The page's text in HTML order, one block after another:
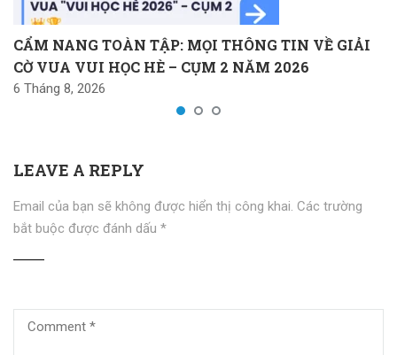
CẨM NANG TOÀN TẬP: MỌI THÔNG TIN VỀ GIẢI
CỜ VUA VUI HỌC HÈ – CỤM 2 NĂM 2026
6 Tháng 8, 2026
LEAVE A REPLY
Email của bạn sẽ không được hiển thị công khai. Các trường
bắt buộc được đánh dấu *